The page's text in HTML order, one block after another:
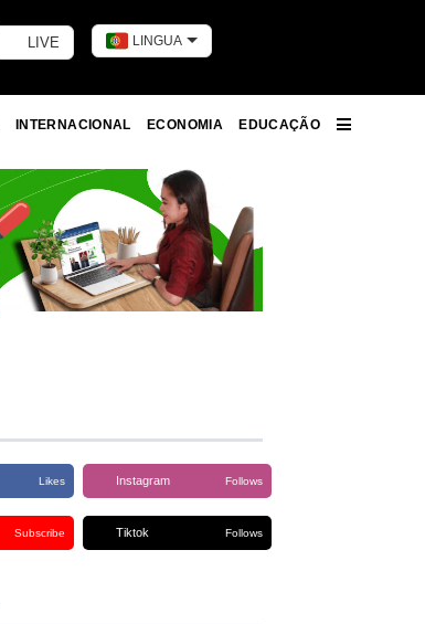
LIVE LINGUA
INTERNACIONAL ECONOMIA
EDUCAÇÃO
Likes Instagram Follows
Subscribe Tiktok Follows